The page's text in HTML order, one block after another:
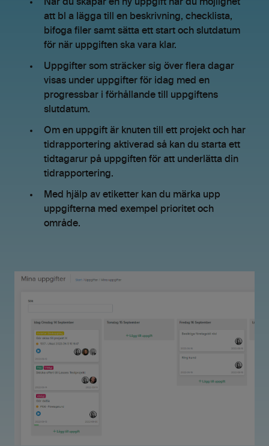
När du skapar en ny uppgift har du möjlighet
att bl a lägga till en beskrivning, checklista,
bifoga filer samt sätta ett start och slutdatum
för när uppgiften ska vara klar.
Uppgifter som sträcker sig över flera dagar
visas under uppgifter för idag med en
progressbar i förhållande till uppgiftens
slutdatum.
Om en uppgift är knuten till ett projekt och har
tidrapportering aktiverad så kan du starta ett
tidtagarur på uppgiften för att underlätta din
tidrapportering.
Med hjälp av etiketter kan du märka upp
uppgifterna med exempel prioritet och
område.